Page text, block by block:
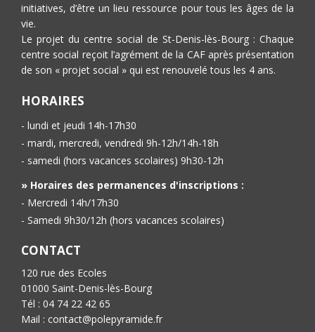
initiatives, d’être un lieu ressource pour tous les âges de la
vie.
Le projet du centre social de St-Denis-lès-Bourg : Chaque
centre social reçoit l’agrément de la CAF après présentation
de son « projet social » qui est renouvelé tous les 4 ans.
HORAIRES
- lundi et jeudi 14h-17h30
- mardi, mercredi, vendredi 9h-12h/14h-18h
- samedi (hors vacances scolaires) 9h30-12h
» Horaires des permanences d'inscriptions :
- Mercredi 14h/17h30
- Samedi 9h30/12h (hors vacances scolaires)
CONTACT
120 rue des Ecoles
01000 Saint-Denis-lès-Bourg
Tél : 04 74 22 42 65
Mail : contact@polepyramide.fr